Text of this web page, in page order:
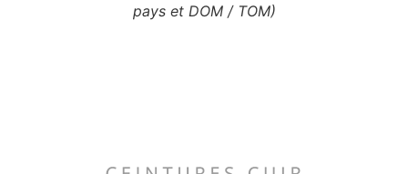
pays et DOM / TOM)